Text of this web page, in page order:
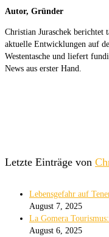
Autor, Gründer
Christian Juraschek berichtet
aktuelle Entwicklungen auf
Westentasche und liefert
News aus erster Hand.
Letzte Einträge von
Lebensgefahr auf
August 7, 2025
La Gomera
August 6, 2025